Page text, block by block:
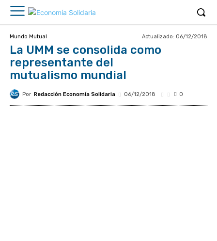
Mundo Mutual Actualizado: 06/12/2018
La UMM se consolida como
representante del
mutualismo mundial
Por Redacción Economía Solidaria 06/12/2018 0